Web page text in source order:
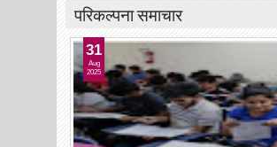
परिकल्पना समाचार
31
Aug
2025